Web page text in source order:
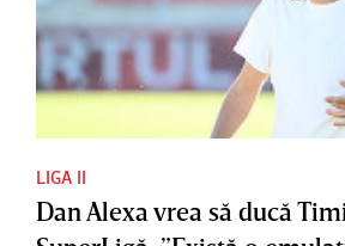
LIGA II
Dan Alexa vrea să ducă